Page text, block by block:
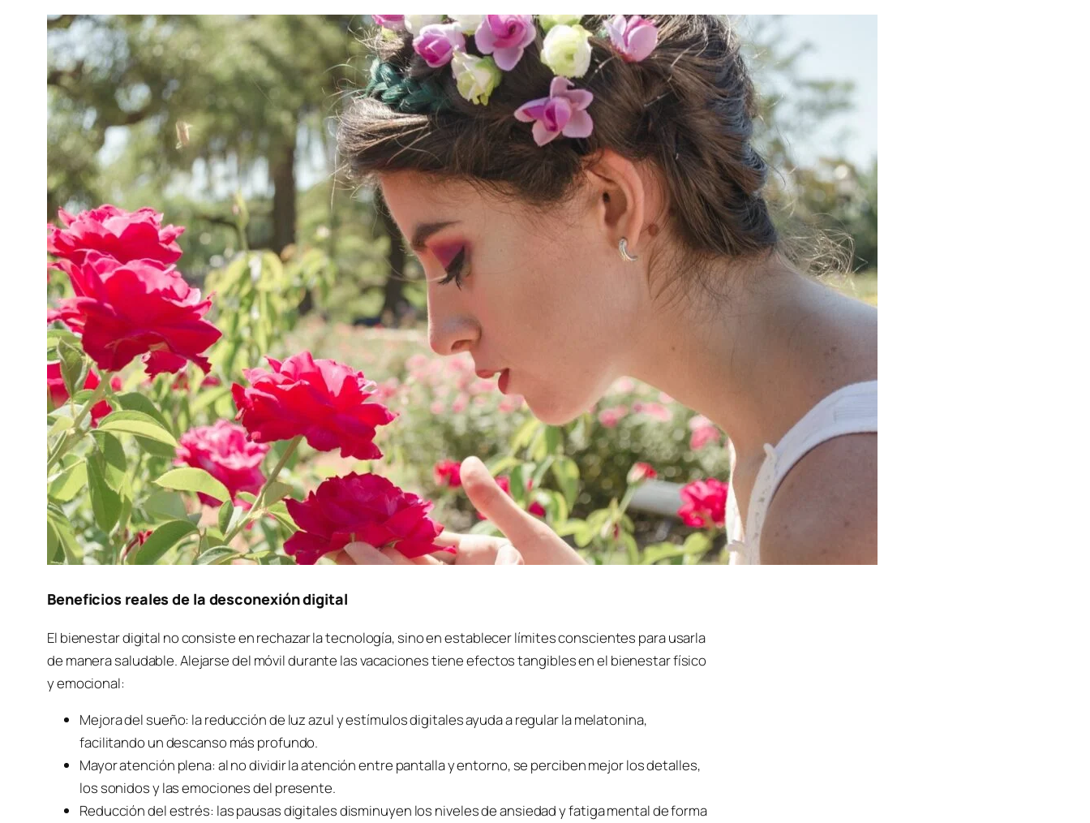
Beneficios reales de la desconexión digital
El bienestar digital no consiste en rechazar la tecnología, sino en establecer límites conscientes para usarla
de manera saludable. Alejarse del móvil durante las vacaciones tiene efectos tangibles en el bienestar físico
y emocional:
Mejora del sueño: la reducción de luz azul y estímulos digitales ayuda a regular la melatonina,
facilitando un descanso más profundo.
Mayor atención plena: al no dividir la atención entre pantalla y entorno, se perciben mejor los detalles,
los sonidos y las emociones del presente.
Reducción del estrés: las pausas digitales disminuyen los niveles de ansiedad y fatiga mental de forma
s
c
a
r